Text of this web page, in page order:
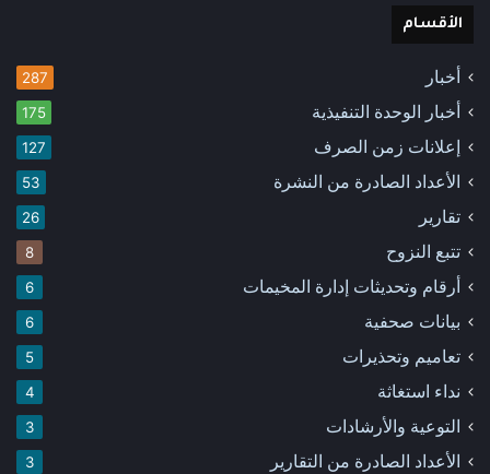
الأقسام
أخبار 287
أخبار الوحدة التنفيذية 175
إعلانات زمن الصرف 127
الأعداد الصادرة من النشرة 53
تقارير 26
تتبع النزوح 8
أرقام وتحديثات إدارة المخيمات 6
بيانات صحفية 6
تعاميم وتحذيرات 5
نداء استغاثة 4
التوعية والأرشادات 3
الأعداد الصادرة من التقارير 3